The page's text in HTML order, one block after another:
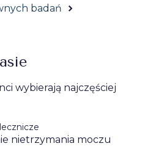
badań
wybierają najczęściej
nietrzymania moczu